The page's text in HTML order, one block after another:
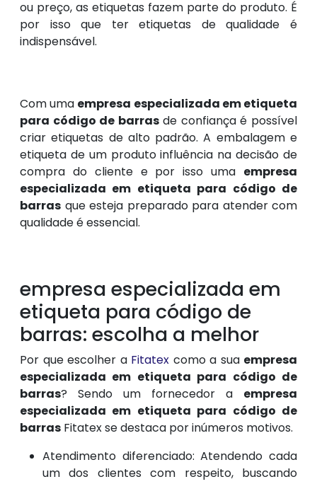
ou preço, as etiquetas fazem parte do produto. É
por isso que ter etiquetas de qualidade é
indispensável.
Com uma empresa especializada em etiqueta
para código de barrasde confiança é possível
criar etiquetas de alto padrão. A embalagem e
etiqueta de um produto influência na decisão de
compra do cliente e por isso uma empresa
especializada em etiqueta para código de
barras que esteja preparado para atender com
qualidade é essencial.
empresa especializada em
etiqueta para código de
barras: escolha a melhor
Por que escolher a Fitatex como a sua empresa
especializada em etiqueta para código de
barras? Sendo um fornecedor a empresa
especializada em etiqueta para código de
barras Fitatex se destaca por inúmeros motivos.
Atendimento diferenciado: Atendendo cada
um dos clientes com respeito, buscando